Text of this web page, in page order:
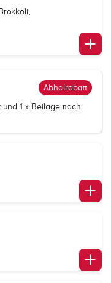
Abholrabatt
1 x Beilage nach